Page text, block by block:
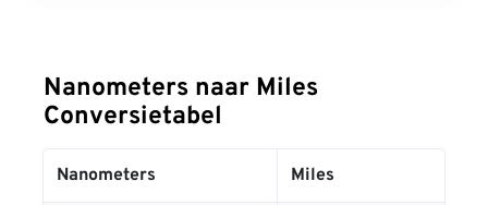
Nanometers naar Miles
Conversietabel
Nanometers Miles